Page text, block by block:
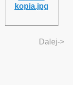
Dalej->